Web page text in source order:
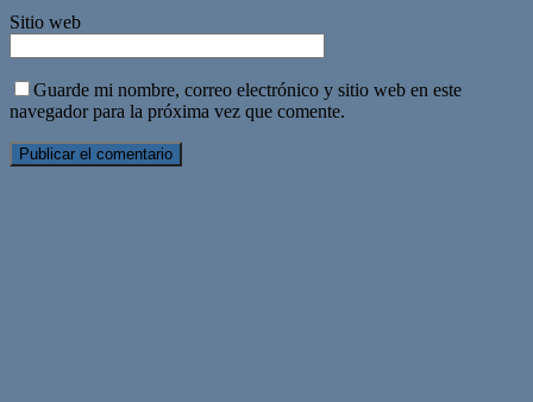
Sitio web
Guarde mi nombre, correo electrónico y sitio web en este
navegador para la próxima vez que comente.